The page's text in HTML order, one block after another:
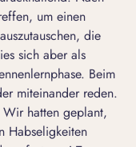
um einen
die
sich aber als
Beim
miteinander reden.
hatten geplant,
Habseligkeiten